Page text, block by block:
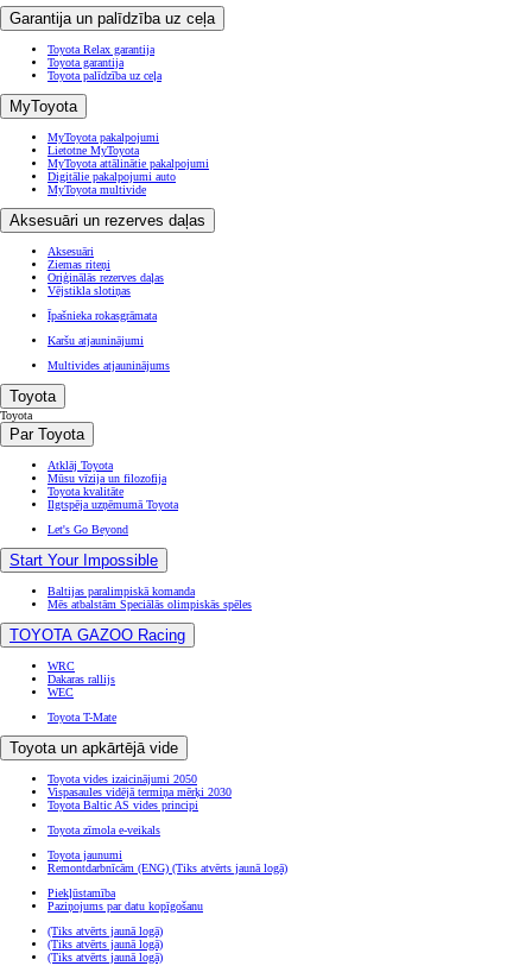
Garantija un palīdzība uz ceļa
Toyota Relax garantija
Toyota garantija
Toyota palīdzība uz ceļa
MyToyota
MyToyota pakalpojumi
Lietotne MyToyota
MyToyota attālinātie pakalpojumi
Digitālie pakalpojumi auto
MyToyota multivide
Aksesuāri un rezerves daļas
Aksesuāri
Ziemas riteņi
Oriģinālās rezerves daļas
Vējstikla slotiņas
Īpašnieka rokasgrāmata
Karšu atjauninājumi
Multivides atjauninājums
Toyota
Toyota
Par Toyota
Atklāj Toyota
Mūsu vīzija un filozofija
Toyota kvalitāte
Ilgtspēja uzņēmumā Toyota
Let's Go Beyond
Start Your Impossible
Baltijas paralimpiskā komanda
Mēs atbalstām Speciālās olimpiskās spēles
TOYOTA GAZOO Racing
WRC
Dakaras rallijs
WEC
Toyota T-Mate
Toyota un apkārtējā vide
Toyota vides izaicinājumi 2050
Vispasaules vidējā termiņa mērķi 2030
Toyota Baltic AS vides principi
Toyota zīmola e-veikals
Toyota jaunumi
Remontdarbnīcām (ENG) (Tiks atvērts jaunā logā)
Piekļūstamība
Paziņojums par datu kopīgošanu
(Tiks atvērts jaunā logā)
(Tiks atvērts jaunā logā)
(Tiks atvērts jaunā logā)